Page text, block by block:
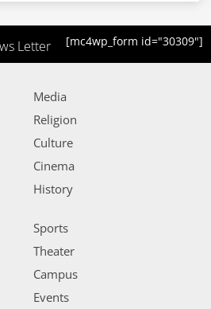
Letter [mc4wp_form id="30309"]
Media
Religion
Culture
Cinema
History
Sports
Theater
Campus
Events